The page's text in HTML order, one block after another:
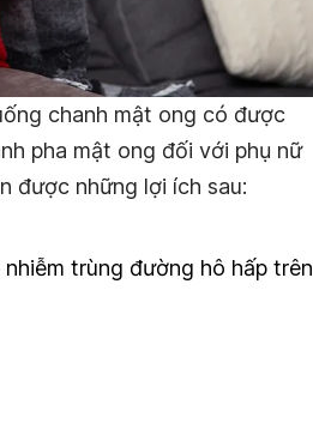
chanh mật ong có được
pha mật ong đối với phụ nữ
được những lợi ích sau:
trùng đường hô hấp trên